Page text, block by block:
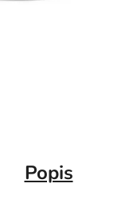
Popis